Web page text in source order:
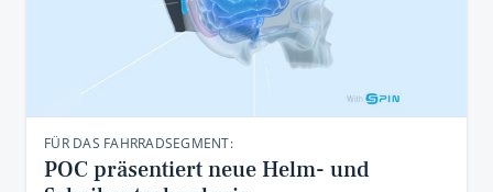
FÜR DAS FAHRRADSEGMENT:
POC präsentiert neue Helm- und